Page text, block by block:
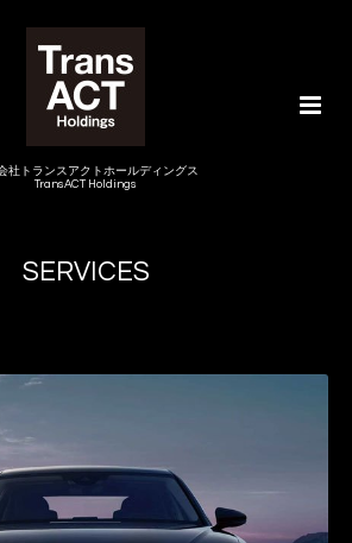
社トランスアクトホールディングス
TransACT Holdings
SERVICES